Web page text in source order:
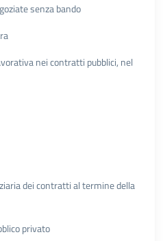
senza bando
nei contratti pubblici, nel
dei contratti al termine della
privato